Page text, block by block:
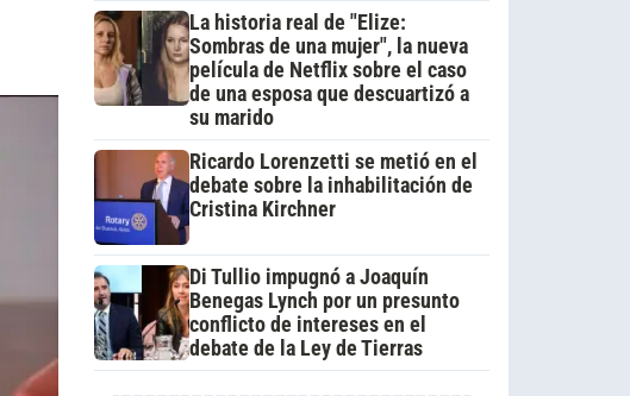
La historia real de "Elize:
Sombras de una mujer", la nueva
película de Netflix sobre el caso
de una esposa que descuartizó a
su marido
Ricardo Lorenzetti se metió en el
debate sobre la inhabilitación de
Cristina Kirchner
Di Tullio impugnó a Joaquín
Benegas Lynch por un presunto
conflicto de intereses en el
debate de la Ley de Tierras